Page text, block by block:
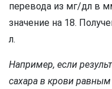
перевода из мг/дл в
значение на 18.
л.
Например, если
сахара в крови